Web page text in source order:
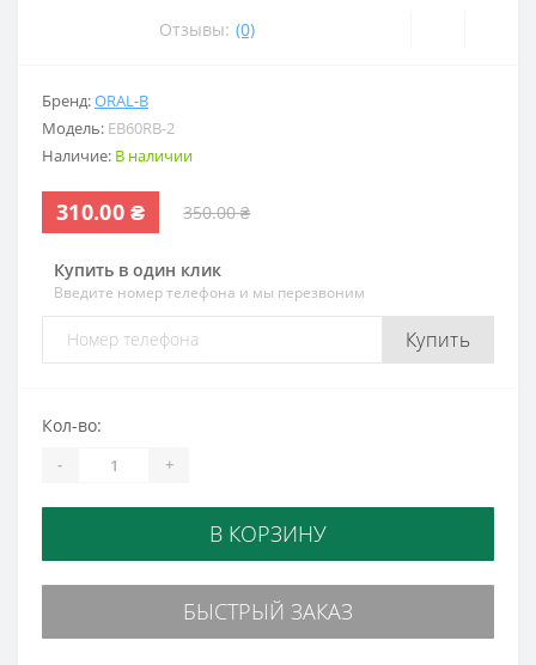
Отзывы: (0)
Бренд:ORAL-B
Модель: EB60RB-2
Наличие: В наличии
310.00 ₴ 350.00 ₴
Купить в один клик
Введите номер телефона и мы перезвоним
Купить
Кол-во:
- +
В КОРЗИНУ
БЫСТРЫЙ ЗАКАЗ